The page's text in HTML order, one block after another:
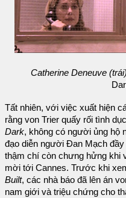
Catherine Deneuve
Tất nhiên, với việc xuất hiện
rằng von Trier quấy rối tình
Dark, không có người ủng hộ
đạo diễn người Đan Mạch
thậm chí còn chưng hửng khi
mời tới Cannes. Trước khi
Built, các nhà báo đã lên án
nam giới và triệu chứng cho